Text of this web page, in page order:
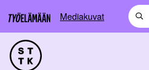
Mediakuvat